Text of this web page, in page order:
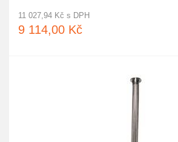
11 027,94 Kč s DPH
9 114,00 Kč